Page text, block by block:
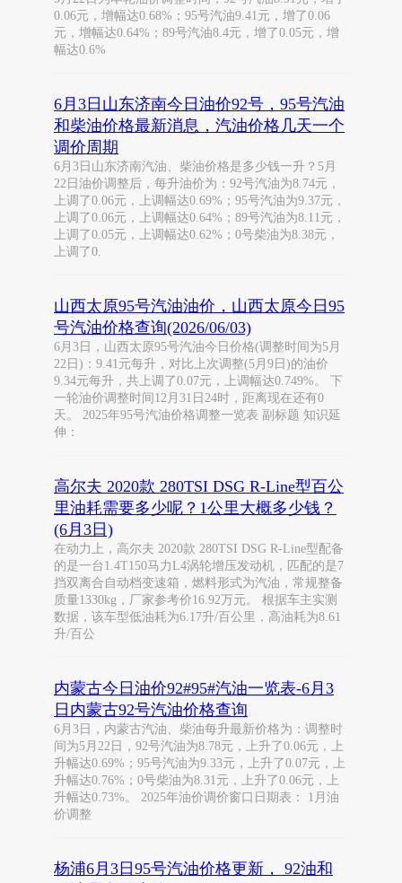
0.06元，增幅达0.68%；95号汽油9.41元，增了0.06
元，增幅达0.64%；89号汽油8.4元，增了0.05元，增
幅达0.6%
6月3日山东济南今日油价92号，95号汽油
和柴油价格最新消息，汽油价格几天一个
调价周期
6月3日山东济南汽油、柴油价格是多少钱一升？5月
22日油价调整后，每升油价为：92号汽油为8.74元，
上调了0.06元，上调幅达0.69%；95号汽油为9.37元，
上调了0.06元，上调幅达0.64%；89号汽油为8.11元，
上调了0.05元，上调幅达0.62%；0号柴油为8.38元，
上调了0.
山西太原95号汽油油价，山西太原今日95
号汽油价格查询(2026/06/03)
6月3日，山西太原95号汽油今日价格(调整时间为5月
22日)：9.41元每升，对比上次调整(5月9日)的油价
9.34元每升，共上调了0.07元，上调幅达0.749%。 下
一轮油价调整时间12月31日24时，距离现在还有0
天。 2025年95号汽油价格调整一览表 副标题 知识延
伸：
高尔夫 2020款 280TSI DSG R-Line型百公
里油耗需要多少呢？1公里大概多少钱？
(6月3日)
在动力上，高尔夫 2020款 280TSI DSG R-Line型配备
的是一台1.4T150马力L4涡轮增压发动机，匹配的是7
挡双离合自动档变速箱，燃料形式为汽油，常规整备
质量1330kg，厂家参考价16.92万元。 根据车主实测
数据，该车型低油耗为6.17升/百公里，高油耗为8.61
升/百公
内蒙古今日油价92#95#汽油一览表-6月3
日内蒙古92号汽油价格查询
6月3日，内蒙古汽油、柴油每升最新价格为：调整时
间为5月22日，92号汽油为8.78元，上升了0.06元，上
升幅达0.69%；95号汽油为9.33元，上升了0.07元，上
升幅达0.76%；0号柴油为8.31元，上升了0.06元，上
升幅达0.73%。 2025年油价调价窗口日期表： 1月油
价调整
杨浦6月3日95号汽油价格更新， 92油和